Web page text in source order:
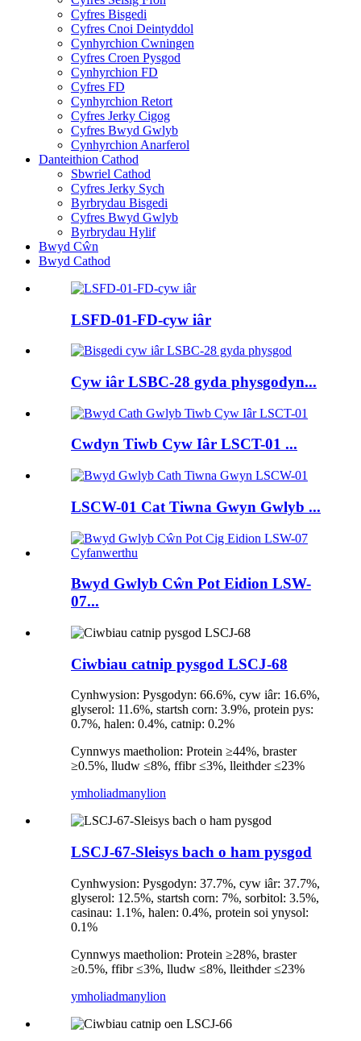
Cyfres Bisgedi
Cyfres Cnoi Deintyddol
Cynhyrchion Cwningen
Cyfres Croen Pysgod
Cynhyrchion FD
Cyfres FD
Cynhyrchion Retort
Cyfres Jerky Cigog
Cyfres Bwyd Gwlyb
Cynhyrchion Anarferol
Danteithion Cathod
Sbwriel Cathod
Cyfres Jerky Sych
Byrbrydau Bisgedi
Cyfres Bwyd Gwlyb
Byrbrydau Hylif
Bwyd Cŵn
Bwyd Cathod
LSFD-01-FD-cyw iâr
Cyw iâr LSBC-28 gyda physgodyn...
Cwdyn Tiwb Cyw Iâr LSCT-01 ...
LSCW-01 Cat Tiwna Gwyn Gwlyb ...
Bwyd Gwlyb Cŵn Pot Eidion LSW-
07...
Ciwbiau catnip pysgod LSCJ-68
Cynhwysion: Pysgodyn: 66.6%, cyw iâr: 16.6%,
glyserol: 11.6%, startsh corn: 3.9%, protein pys:
0.7%, halen: 0.4%, catnip: 0.2%
Cynnwys maetholion: Protein ≥44%, braster
≥0.5%, lludw ≤8%, ffibr ≤3%, lleithder ≤23%
ymholiadmanylion
LSCJ-67-Sleisys bach o ham pysgod
Cynhwysion: Pysgodyn: 37.7%, cyw iâr: 37.7%,
glyserol: 12.5%, startsh corn: 7%, sorbitol: 3.5%,
casinau: 1.1%, halen: 0.4%, protein soi ynysol:
0.1%
Cynnwys maetholion: Protein ≥28%, braster
≥0.5%, ffibr ≤3%, lludw ≤8%, lleithder ≤23%
ymholiadmanylion